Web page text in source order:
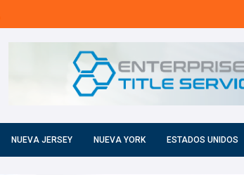
NUEVA JERSEY NUEVA YORK ESTADOS UNIDOS